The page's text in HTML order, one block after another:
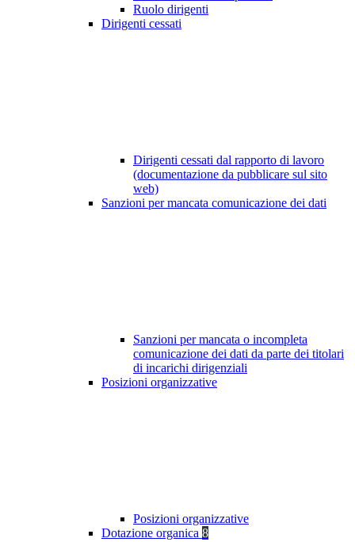
Ruolo dirigenti
Dirigenti cessati
Dirigenti cessati dal rapporto di lavoro
(documentazione da pubblicare sul sito
web)
Sanzioni per mancata comunicazione dei dati
Sanzioni per mancata o incompleta
comunicazione dei dati da parte dei titolari
di incarichi dirigenziali
Posizioni organizzative
Posizioni organizzative
Dotazione organica 8